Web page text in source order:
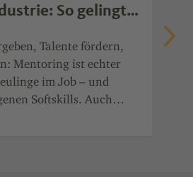
So gelingt
Mentoring
Talente fördern,
Mentoring ist echter
im Job – und
Softskills. Auch
Chemie- und